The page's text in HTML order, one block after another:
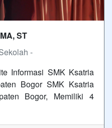
ST
-
Informasi SMK Ksatria
Bogor SMK Ksatria
Bogor, Memiliki 4